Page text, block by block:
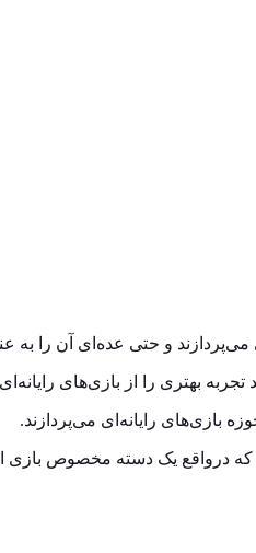
و حتی عده‌ای آن را به
تجربه بهتری را از بازی‌های
بازی‌های رایانه‌ای می‌پردازند.